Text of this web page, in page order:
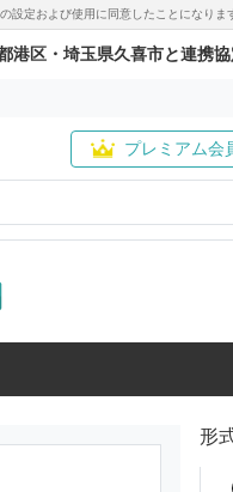
定および使用に同意したことになり
港区・埼玉県久喜市と連携
プレミアム会
形